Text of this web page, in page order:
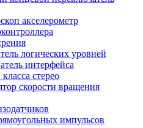
акселерометр
логических уровней
интерфейса
стерео
скорости вращения
импульсов